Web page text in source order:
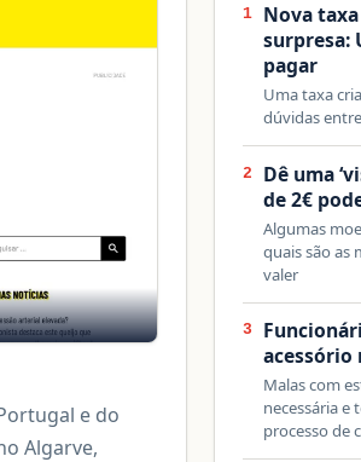
e do
Algarve,
1
Nova
surpresa:
pagar
Uma taxa
dúvidas
2
Dê uma
de 2€
Algumas
quais são as
valer
3
acessório
Malas com
necessária
processo de